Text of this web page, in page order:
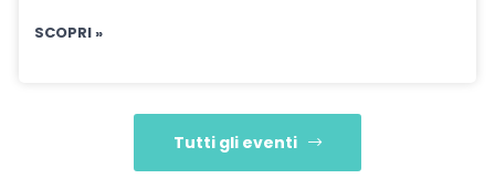
SCOPRI »
Tutti gli eventi